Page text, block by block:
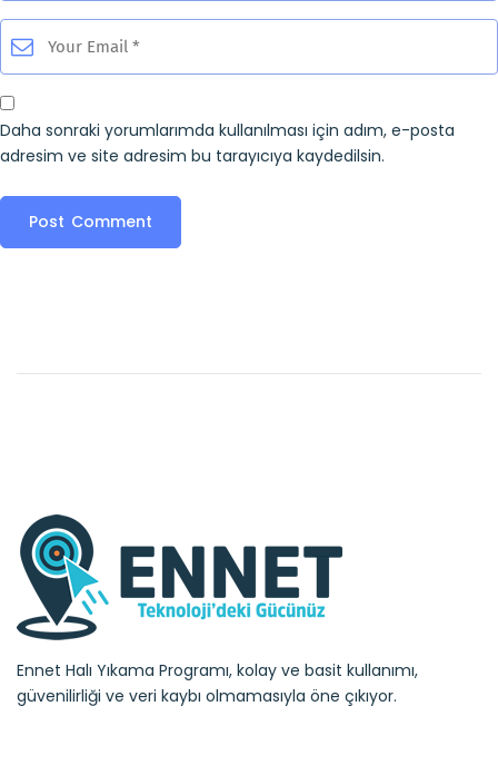
Daha sonraki yorumlarımda kullanılması için adım, e-posta
adresim ve site adresim bu tarayıcıya kaydedilsin.
Ennet Halı Yıkama Programı, kolay ve basit kullanımı,
güvenilirliği ve veri kaybı olmamasıyla öne çıkıyor.